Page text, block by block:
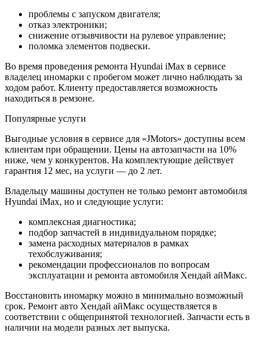
проблемы с запуском двигателя;
отказ электроники;
снижение отзывчивости на рулевое управление;
поломка элементов подвески.
Во время проведения ремонта Hyundai iMax в сервисе
владелец иномарки с пробегом может лично наблюдать за
ходом работ. Клиенту предоставляется возможность
находиться в ремзоне.
Популярные услуги
Выгодные условия в сервисе для «JMotors» доступны всем
клиентам при обращении. Цены на автозапчасти на 10%
ниже, чем у конкурентов. На комплектующие действует
гарантия 12 мес, на услуги — до 2 лет.
Владельцу машины доступен не только ремонт автомобиля
Hyundai iMax, но и следующие услуги:
комплексная диагностика;
подбор запчастей в индивидуальном порядке;
замена расходных материалов в рамках
техобслуживания;
рекомендации профессионалов по вопросам
эксплуатации и ремонта автомобиля Хендай айМакс.
Восстановить иномарку можно в минимально возможный
срок. Ремонт авто Хендай айМакс осуществляется в
соответствии с общепринятой технологией. Запчасти есть в
наличии на модели разных лет выпуска.